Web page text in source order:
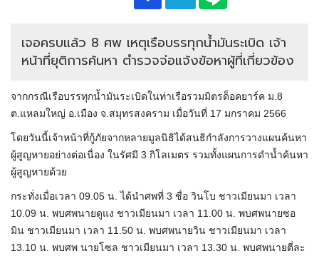
เจอครบแล้ว 8 ศพ เหตุเรือบรรทุกน้ำมันระเบิด เจ้า
หน้าที่ยุติการค้นหา ตำรวจจ่อแจ้งข้อหาผู้ที่เกี่ยวข้อง
จากกรณีเรือบรรทุกน้ำมันระเบิดในท่าเรือรวมมิตรด็อคยาร์ค ม.8
ต.แหลมใหญ่ อ.เมือง จ.สมุทรสงคราม เมื่อวันที่ 17 มกราคม 2566
โดยวันนี้เจ้าหน้าที่กู้ภัยจากหลายมูลนิธิได้สนธิกำลังการวางแผนค้นหา
ผู้สูญหายอย่างต่อเนื่อง ในรัศมี 3 กิโลเมตร รวมทั้งแผนการดำน้ำค้นหา
ผู้สูญหายด้วย
กระทั่งเมื่อเวลา 09.05 น. ได้นำศพที่ 3 ชื่อ วินโบ ชาวเมียนมา เวลา
10.09 น. พบศพนายดูแง ชาวเมียนมา เวลา 11.00 น. พบศพนายซอ
มิน ชาวเมียนมา เวลา 11.50 น. พบศพนายวิน ชาวเมียนมา เวลา
13.10 น. พบศพ นายโซล ชาวเมียนมา เวลา 13.30 น. พบศพนายตี่ละ